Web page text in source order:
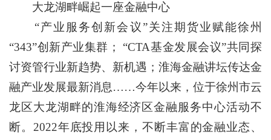
大龙湖畔崛起一座金融中心
“产业服务创新会议”关注期货业赋能徐州
“343”创新产业集群； “CTA基金发展会议”共同探
讨资管行业新趋势、新机遇；淮海金融讲坛传达金
融产业发展最新消息……今年以来，位于徐州市云
龙区大龙湖畔的淮海经济区金融服务中心活动不
断。2022年底投用以来，不断丰富的金融业态、